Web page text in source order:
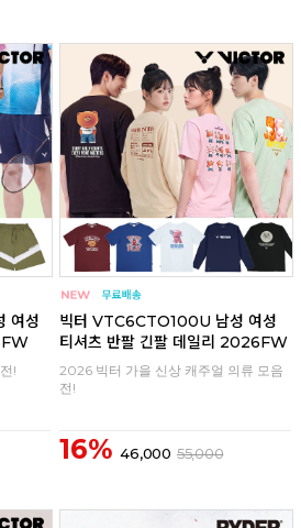
여성
!
빅터 VTC6CTO100U 남성 여성
티셔츠 반팔 긴팔 데일리 2026FW
2026 빅터 가을 신상 캐주얼 의류 모음
전!
16% 46,000 55,000